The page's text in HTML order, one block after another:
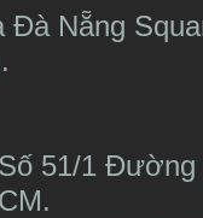
Nẵng
51/1